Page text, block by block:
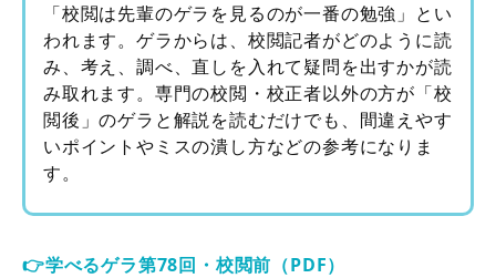
「校閲は先輩のゲラを見るのが一番の勉強」とい
われます。ゲラからは、校閲記者がどのように読
み、考え、調べ、直しを入れて疑問を出すかが読
み取れます。専門の校閲・校正者以外の方が「校
閲後」のゲラと解説を読むだけでも、間違えやす
いポイントやミスの潰し方などの参考になりま
す。
👉学べるゲラ第78回・校閲前（PDF）